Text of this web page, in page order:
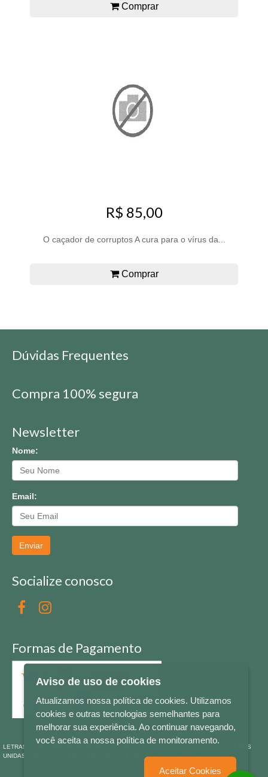
Comprar
R$ 85,00
O caçador de corruptos A cura para o vírus da...
Comprar
Dúvidas Frequentes
Compra 100% segura
Newsletter
Nome:
Email:
Enviar
Socialize conosco
Formas de Pagamento
LETRAS & CIA - CNPJ n° 88.587.548/0001-20 - Térreo Bourbon Shopping - AV. NAÇÕES
UNIDAS , 2001 - Lojas 1064/1065 - RIO BRANCO - - NOVO HAMBURGO - RS
Aviso de uso de cookies
Atualizamos nossa política de cookies. Utilizamos
cookies e outras tecnologias semelhantes para
melhorar sua experiência. Ao continuar navegando,
você aceita a nossa política de monitoramento.
Aceitar Cookies